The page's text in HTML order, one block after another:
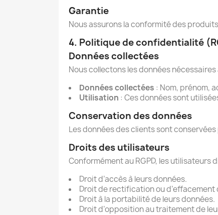
Garantie
Nous assurons la conformité des
4. Politique de confidentialité
Données collectées
Nous collectons les données
Données collectées : Nom, prénom,
Utilisation : Ces données sont
Conservation des données
Les données des clients sont
Droits des utilisateurs
Conformément au RGPD, les utilisateurs
Droit d’accès à leurs données.
Droit de rectification ou d’effacement
Droit à la portabilité de leurs données.
Droit d’opposition au traitement de